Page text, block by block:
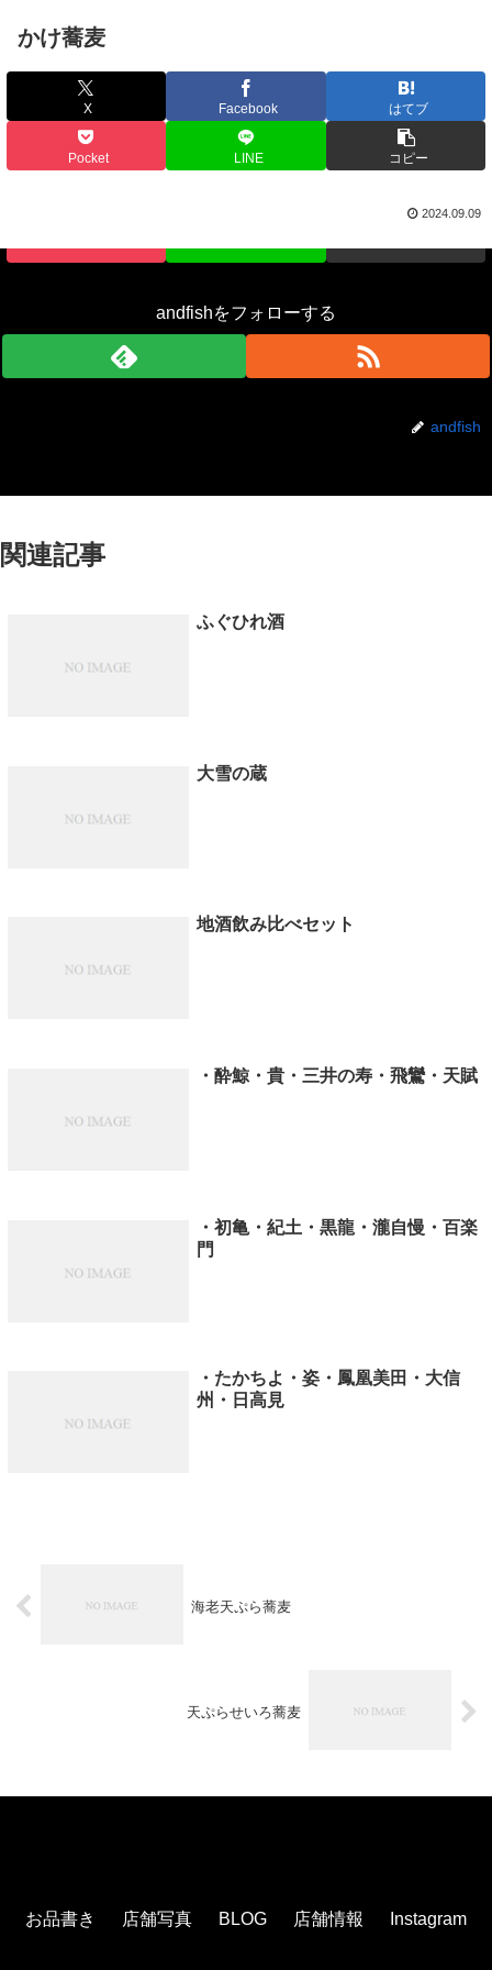
かけ蕎麦
X Facebook はてブ
Pocket LINE コピー
2024.09.09
シェアする
andfishをフォローする
andfish
関連記事
ふぐひれ酒
大雪の蔵
地酒飲み比べセット
・酔鯨・貴・三井の寿・飛鸞・天賦
・初亀・紀土・黒龍・瀧自慢・百楽
門
・たかちよ・姿・鳳凰美田・大信
州・日高見
海老天ぷら蕎麦
天ぷらせいろ蕎麦
お品書き 店舗写真 BLOG 店舗情報 Instagram